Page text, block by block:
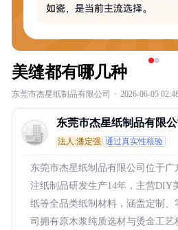
美缝都有哪几种
东莞市杰星纸制品有限公司 · 2026-06-05
东莞市杰星纸制品有限公
法人:潘定强 通过真实性核验
东莞市杰星纸制品有限公司位于
注纸制品研发生产14年，主营DIY
纸等全品类纸制材料，涵盖定制、
司拥有原木浆纯质选材与烫金工艺